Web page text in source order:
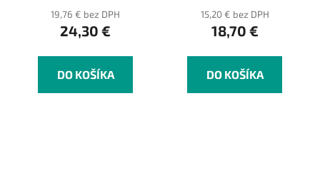
19,76 € bez DPH
24,30 €
DO KOŠÍKA
15,20 € bez DPH
18,70 €
DO KOŠÍKA